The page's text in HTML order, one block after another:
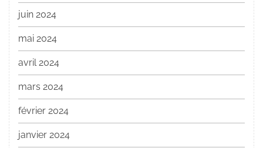
juin 2024
mai 2024
avril 2024
mars 2024
février 2024
janvier 2024